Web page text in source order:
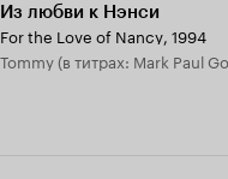
Из любви к Нэнси
For the Love of Nancy, 1994
Tommy (в титрах: Mark Paul